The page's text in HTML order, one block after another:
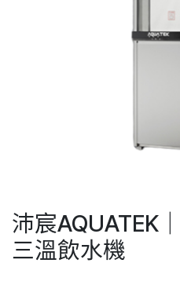
沛宸AQUATEK
三溫飲水機